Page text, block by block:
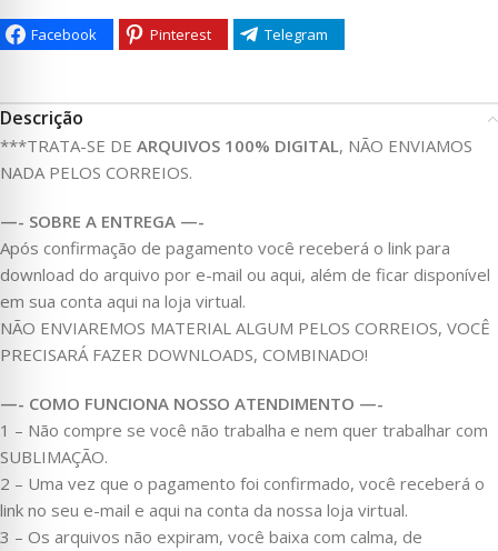
Facebook Pinterest Telegram
Descrição
***TRATA-SE DE ARQUIVOS 100% DIGITAL, NÃO ENVIAMOS
NADA PELOS CORREIOS.
—- SOBRE A ENTREGA —-
Após confirmação de pagamento você receberá o link para
download do arquivo por e-mail ou aqui, além de ficar disponível
em sua conta aqui na loja virtual.
NÃO ENVIAREMOS MATERIAL ALGUM PELOS CORREIOS, VOCÊ
PRECISARÁ FAZER DOWNLOADS, COMBINADO!
—- COMO FUNCIONA NOSSO ATENDIMENTO —-
1 – Não compre se você não trabalha e nem quer trabalhar com
SUBLIMAÇÃO.
2 – Uma vez que o pagamento foi confirmado, você receberá o
link no seu e-mail e aqui na conta da nossa loja virtual.
3 – Os arquivos não expiram, você baixa com calma, de